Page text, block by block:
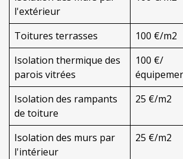
l'extérieur
Toitures terrasses 100 €/m2
Isolation thermique des
parois vitrées
100 €/
Isolation des rampants
de toiture
25 €/m2
Isolation des murs par
l'intérieur
25 €/m2